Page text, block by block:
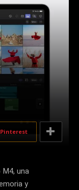
Pinterest
una
y